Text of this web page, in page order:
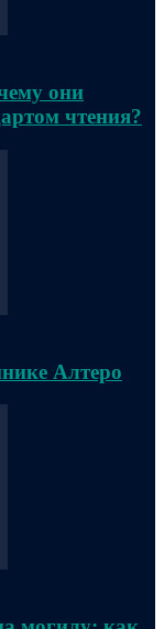
они
чтения?
Алтеро